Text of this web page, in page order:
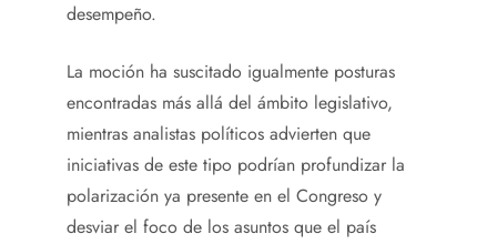
desempeño.
La moción ha suscitado igualmente posturas
encontradas más allá del ámbito legislativo,
mientras analistas políticos advierten que
iniciativas de este tipo podrían profundizar la
polarización ya presente en el Congreso y
desviar el foco de los asuntos que el país